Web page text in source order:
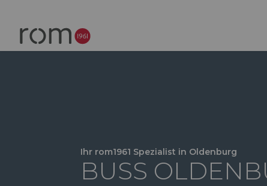
Ihr rom1961 Spezialist in Oldenburg
BUSS